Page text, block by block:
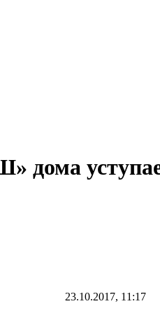
дома
23.10.2017, 11:17